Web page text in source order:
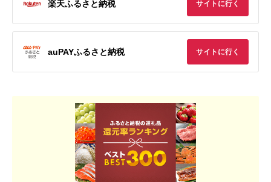
楽天ふるさと納税 サイトに行く
auPAYふるさと納税 サイトに行く